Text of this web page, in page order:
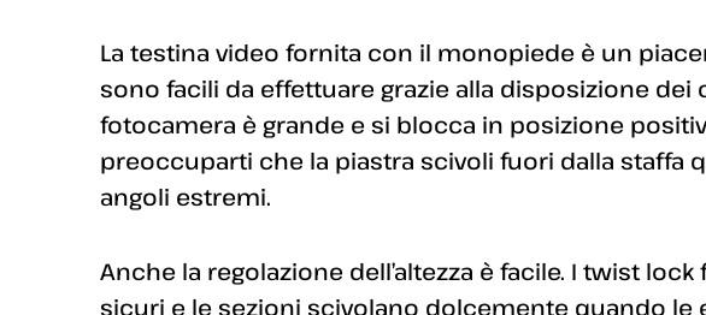
La testina video fornita con il monopiede è un
sono facili da effettuare grazie alla disposizione dei
fotocamera è grande e si blocca in posizione
preoccuparti che la piastra scivoli fuori dalla staffa
angoli estremi.
Anche la regolazione dell’altezza è facile. I twist
sicuri e le sezioni scivolano dolcemente quando le